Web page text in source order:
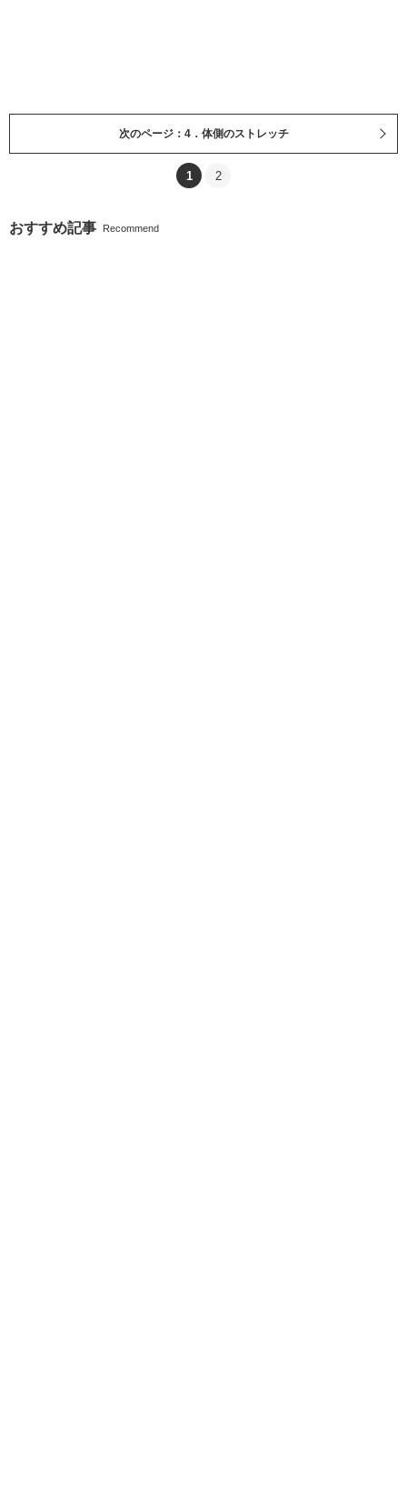
次のページ：4．体側のストレッチ
1 2
おすすめ記事 Recommend